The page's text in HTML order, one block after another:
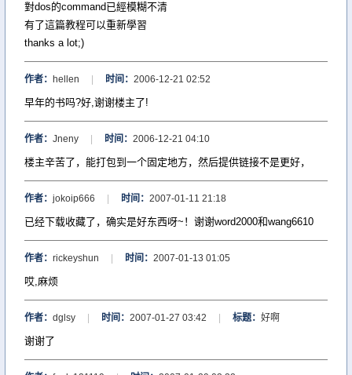
對dos的command已經模糊不清
有了這篇教程可以重新學習
thanks a lot;)
作者： hellen 时间： 2006-12-21 02:52
早年的书吗?好,谢谢楼主了!
作者： Jneny 时间： 2006-12-21 04:10
楼主辛苦了，能打包到一个固定地方，然后提供链接不是更好，
作者： jokoip666 时间： 2007-01-11 21:18
已经下载收藏了，确实是好东西呀~！谢谢word2000和wang6610
作者： rickeyshun 时间： 2007-01-13 01:05
哎,麻烦
作者： dglsy 时间： 2007-01-27 03:42 标题： 好啊
谢谢了